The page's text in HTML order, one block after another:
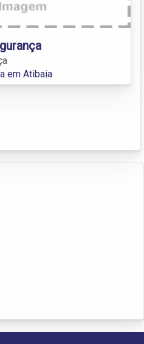
em Atibaia